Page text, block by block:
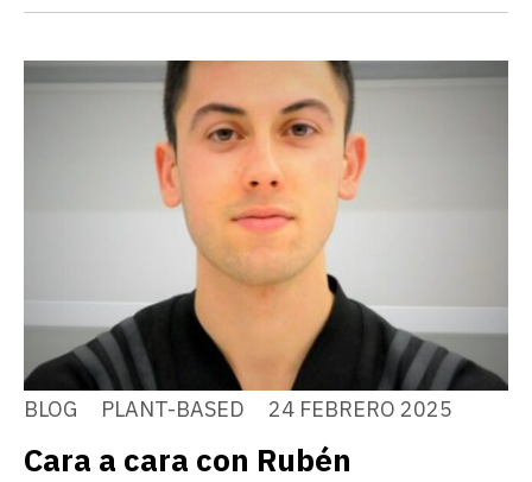
BLOG PLANT-BASED 24 FEBRERO 2025
Cara a cara con Rubén